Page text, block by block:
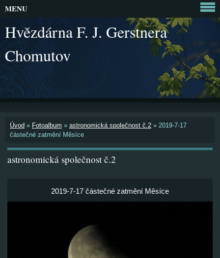
Hvězdárna F. J. Gerstnera
Chomutov
Úvod » Fotoalbum » astronomická společnost č.2 » 2019-7-17
částečné zatmění Měsíce
astronomická společnost č.2
2019-7-17 částečné zatmění Měsíce
MENU